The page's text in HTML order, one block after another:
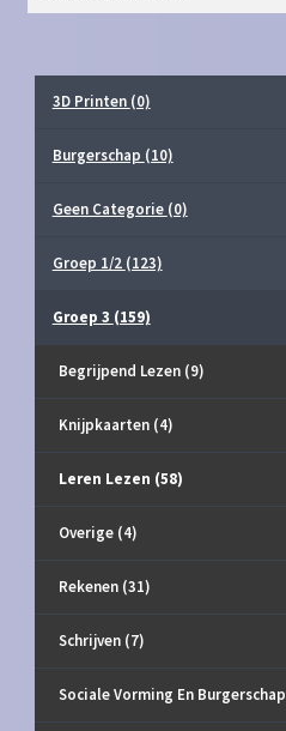
3D Printen (0)
Burgerschap (10)
Geen Categorie (0)
Groep 1/2 (123)
Groep 3 (159)
Begrijpend Lezen (9)
Knijpkaarten (4)
Leren Lezen (58)
Overige (4)
Rekenen (31)
Schrijven (7)
Sociale Vorming En Burgerschap